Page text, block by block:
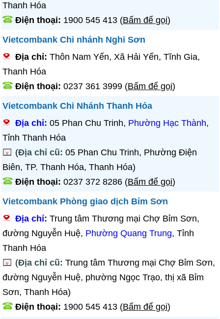
Thanh Hóa
Điện thoại: 1900 545 413 (Bấm để gọi)
Vietcombank Chi nhánh Nghi Sơn
Địa chỉ:Thôn Nam Yến, Xã Hải Yến, Tĩnh Gia,
Thanh Hóa
Điện thoại:0237 361 3999 (Bấm để gọi)
Vietcombank Chi Nhánh Thanh Hóa
Địa chỉ:05 Phan Chu Trinh, Phường Hạc Thành,
Tỉnh Thanh Hóa
(Địa chỉ cũ:05 Phan Chu Trinh, Phường Điện
Biên, TP. Thanh Hóa, Thanh Hóa)
Điện thoại:0237 372 8286 (Bấm để gọi)
Vietcombank Phòng giao dịch Bỉm Sơn
Địa chỉ:Trung tâm Thương mại Chợ Bỉm Sơn,
đường Nguyễn Huệ, Phường Quang Trung, Tỉnh
Thanh Hóa
(Địa chỉ cũ:Trung tâm Thương mại Chợ Bỉm Sơn,
đường Nguyễn Huệ, phường Ngọc Trạo, thị xã Bỉm
Sơn, Thanh Hóa)
Điện thoại: 1900 545 413 (Bấm để gọi)